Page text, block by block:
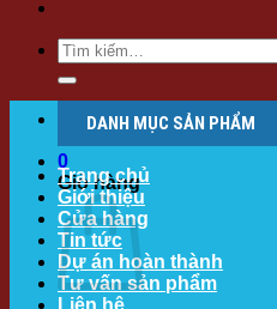
Tìm
kiếm:
0979 173 350
0
Giỏ hàng
DANH MỤC SẢN PHẨM
Trang chủ
Giới thiệu
Cửa hàng
Tin tức
Dự án hoàn thành
Tư vấn sản phẩm
Liên hệ